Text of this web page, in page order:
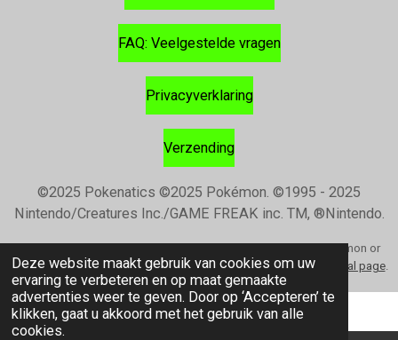
Deze website maakt gebruik van cookies om uw
ervaring te verbeteren en op maat gemaakte
advertenties weer te geven. Door op ‘Accepteren’ te
klikken, gaat u akkoord met het gebruik van alle
cookies.
FAQ: Veelgestelde vragen
Privacyverklaring
Verzending
©2025 Pokenatics ©2025 Pokémon. ©1995 - 2025
Nintendo/Creatures Inc./GAME FREAK inc. TM, ®Nintendo.
Our webshop is not affiliated, endorsed or supported by Pokémon or
Nintendo in any way. For the guidelines please refer totheir official page.